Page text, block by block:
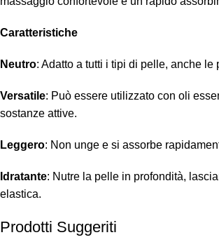
Caratteristiche
Neutro: Adatto a tutti i tipi di pelle, anche le
Versatile: Può essere utilizzato con oli
sostanze attive.
Leggero: Non unge e si assorbe
Idratante: Nutre la pelle in profondità,
elastica.
Prodotti Suggeriti